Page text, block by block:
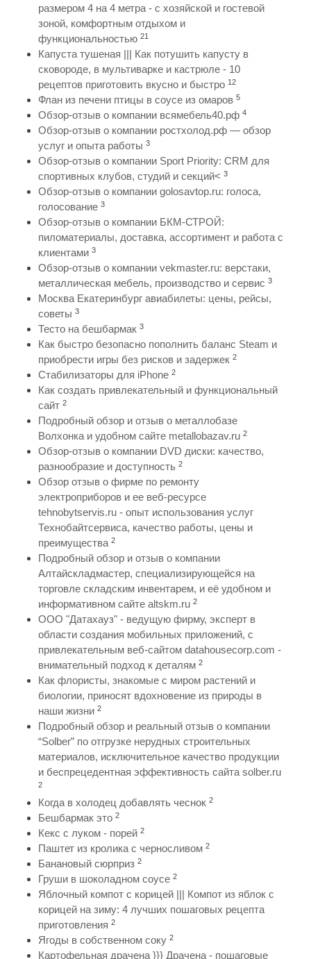
размером 4 на 4 метра - с хозяйской и гостевой
зоной, комфортным отдыхом и
функциональностью 21
Капуста тушеная ||| Как потушить капусту в
сковороде, в мультиварке и кастрюле - 10
рецептов приготовить вкусно и быстро 12
Флан из печени птицы в соусе из омаров 5
Обзор-отзыв о компании всямебель40.рф 4
Обзор-отзыв о компании ростхолод.рф — обзор
услуг и опыта работы 3
Обзор-отзыв о компании Sport Priority: CRM для
спортивных клубов, студий и секций< 3
Обзор-отзыв о компании golosavtop.ru: голоса,
голосование 3
Обзор-отзыв о компании БКМ-СТРОЙ:
пиломатериалы, доставка, ассортимент и работа с
клиентами 3
Обзор-отзыв о компании vekmaster.ru: верстаки,
металлическая мебель, производство и сервис 3
Москва Екатеринбург авиабилеты: цены, рейсы,
советы 3
Тесто на бешбармак 3
Как быстро безопасно пополнить баланс Steam и
приобрести игры без рисков и задержек 2
Стабилизаторы для iPhone 2
Как создать привлекательный и функциональный
сайт 2
Подробный обзор и отзыв о металлобазе
Волхонка и удобном сайте metallobazav.ru 2
Обзор-отзыв о компании DVD диски: качество,
разнообразие и доступность 2
Обзор отзыв о фирме по ремонту
электроприборов и ее веб-ресурсе
tehnobytservis.ru - опыт использования услуг
Технобайтсервиса, качество работы, цены и
преимущества 2
Подробный обзор и отзыв о компании
Алтайскладмастер, специализирующейся на
торговле складским инвентарем, и её удобном и
информативном сайте altskm.ru 2
ООО "Датахауз" - ведущую фирму, эксперт в
области создания мобильных приложений, с
привлекательным веб-сайтом datahousecorp.com -
внимательный подход к деталям 2
Как флористы, знакомые с миром растений и
биологии, приносят вдохновение из природы в
наши жизни 2
Подробный обзор и реальный отзыв о компании
“Solber” по отгрузке нерудных строительных
материалов, исключительное качество продукции
и беспрецедентная эффективность сайта solber.ru
2
Когда в холодец добавлять чеснок 2
Бешбармак это 2
Кекс с луком - порей 2
Паштет из кролика с черносливом 2
Банановый сюрприз 2
Груши в шоколадном соусе 2
Яблочный компот с корицей ||| Компот из яблок с
корицей на зиму: 4 лучших пошаговых рецепта
приготовления 2
Ягоды в собственном соку 2
Картофельная драчена }}} Драчена - пошаговые